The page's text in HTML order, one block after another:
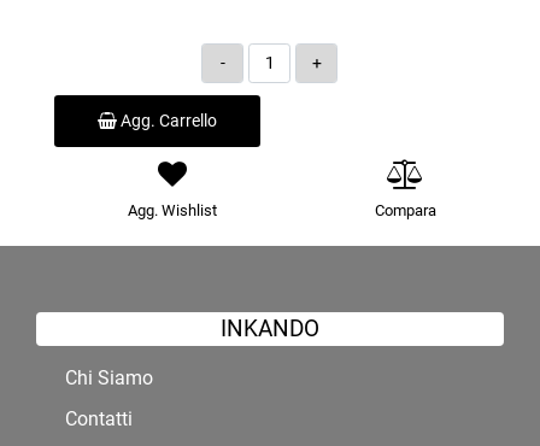
Quantità
Agg. Carrello
Agg. Wishlist Compara
INKANDO
Chi Siamo
Contatti